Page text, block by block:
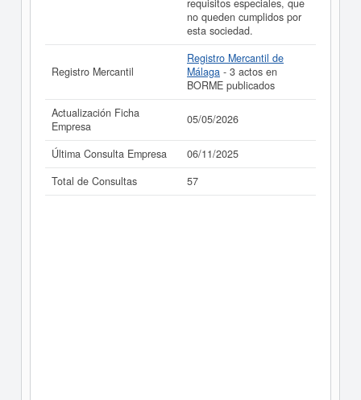
requisitos especiales, que
no queden cumplidos por
esta sociedad.
Registro Mercantil
Registro Mercantil de
Málaga - 3 actos en
BORME publicados
Actualización Ficha
Empresa
05/05/2026
Última Consulta Empresa
06/11/2025
Total de Consultas
57